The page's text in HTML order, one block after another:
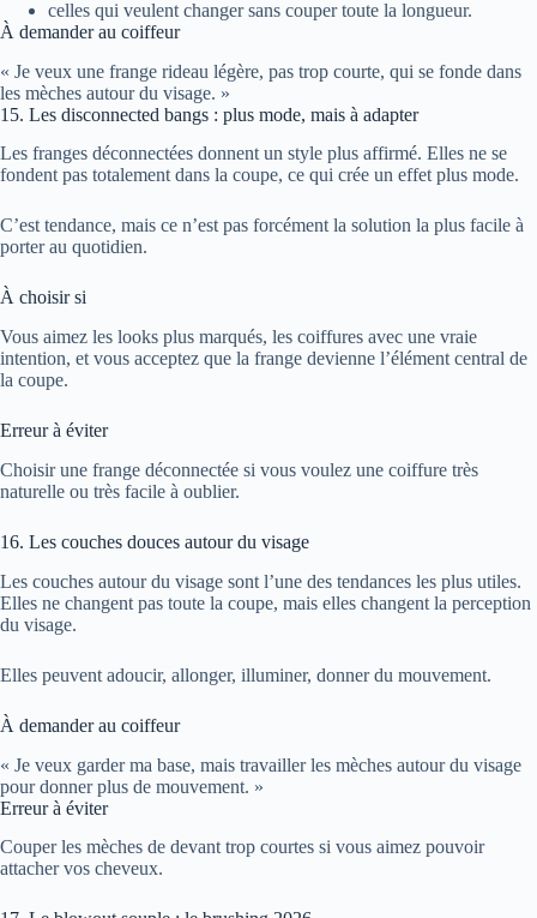
celles qui veulent changer sans couper toute la longueur.
À demander au coiffeur
« Je veux une frange rideau légère, pas trop courte, qui se fonde dans
les mèches autour du visage. »
15. Les disconnected bangs : plus mode, mais à adapter
Les franges déconnectées donnent un style plus affirmé. Elles ne se
fondent pas totalement dans la coupe, ce qui crée un effet plus mode.
C’est tendance, mais ce n’est pas forcément la solution la plus facile à
porter au quotidien.
À choisir si
Vous aimez les looks plus marqués, les coiffures avec une vraie
intention, et vous acceptez que la frange devienne l’élément central de
la coupe.
Erreur à éviter
Choisir une frange déconnectée si vous voulez une coiffure très
naturelle ou très facile à oublier.
16. Les couches douces autour du visage
Les couches autour du visage sont l’une des tendances les plus utiles.
Elles ne changent pas toute la coupe, mais elles changent la perception
du visage.
Elles peuvent adoucir, allonger, illuminer, donner du mouvement.
À demander au coiffeur
« Je veux garder ma base, mais travailler les mèches autour du visage
pour donner plus de mouvement. »
Erreur à éviter
Couper les mèches de devant trop courtes si vous aimez pouvoir
attacher vos cheveux.